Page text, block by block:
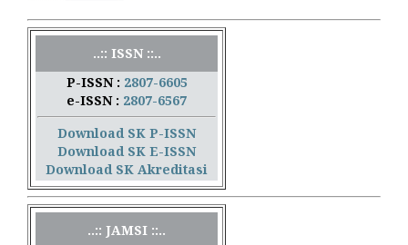
..:: ISSN ::..
P-ISSN : 2807-6605
e-ISSN : 2807-6567
Download SK P-ISSN
Download SK E-ISSN
Download SK Akreditasi
..:: JAMSI ::..